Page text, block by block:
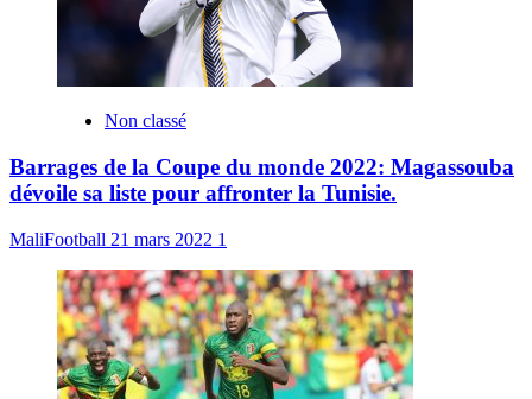
Non classé
Barrages de la Coupe du monde 2022: Magassouba
dévoile sa liste pour affronter la Tunisie.
MaliFootball 21 mars 2022 1